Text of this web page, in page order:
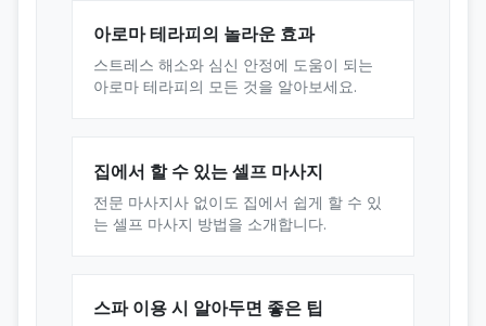
아로마 테라피의 놀라운 효과
스트레스 해소와 심신 안정에 도움이 되는
아로마 테라피의 모든 것을 알아보세요.
집에서 할 수 있는 셀프 마사지
전문 마사지사 없이도 집에서 쉽게 할 수 있
는 셀프 마사지 방법을 소개합니다.
스파 이용 시 알아두면 좋은 팁